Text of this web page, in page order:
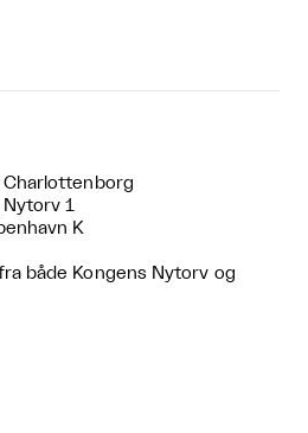
Charlottenborg
Nytorv 1
K
både Kongens Nytorv og